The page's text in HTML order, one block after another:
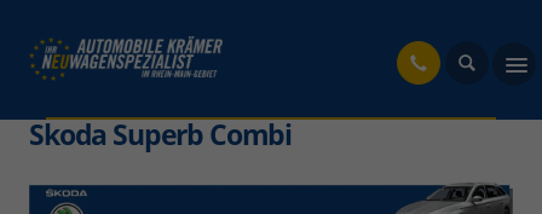
Skoda Superb Combi